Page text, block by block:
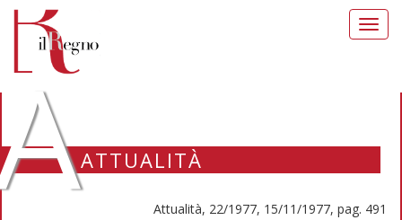
ATTUALITÀ
Attualità, 22/1977, 15/11/1977, pag. 491